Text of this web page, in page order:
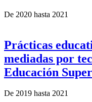
De 2020 hasta 2021
Prácticas
mediadas por
Educación
De 2019 hasta 2021